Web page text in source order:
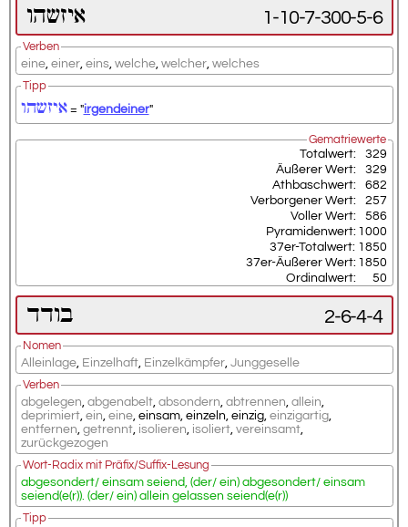
איזשהו 1-10-7-300-5-6
Verben
eine, einer, eins, welche, welcher, welches
Tipp
איזשהו= "irgendeiner"
Gematriewerte
Totalwert:
329
Äußerer Wert:
329
Athbaschwert:
682
Verborgener Wert:
257
Voller Wert:
586
Pyramidenwert: 1000
37er-Totalwert: 1850
37er-Äußerer Wert: 1850
Ordinalwert:
50
בודד 2-6-4-4
Nomen
Alleinlage, Einzelhaft, Einzelkämpfer, Junggeselle
Verben
abgelegen, abgenabelt, absondern, abtrennen, allein,
deprimiert, ein, eine, einsam, einzeln, einzig, einzigartig,
entfernen, getrennt, isolieren, isoliert, vereinsamt,
zurückgezogen
Wort-Radix mit Präfix/Suffix-Lesung
abgesondert/ einsam seiend, (der/ ein) abgesondert/ einsam
seiend(e(r)). (der/ ein) allein gelassen seiend(e(r))
Tipp